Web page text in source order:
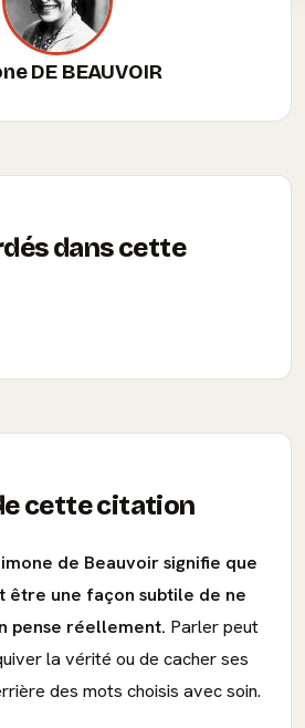
DE BEAUVOIR
dans cette
cette citation
de Beauvoir signifie que
être une façon subtile de ne
pense réellement. Parler peut
la vérité ou de cacher ses
des mots choisis avec soin.